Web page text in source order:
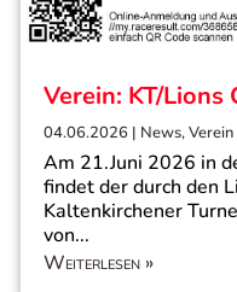
Verein: KT/Lions
04.06.2026 | News,Verein
Am 21.Juni 2026 in
findet der durch den
Kaltenkirchener
von...
Weiterlesen »